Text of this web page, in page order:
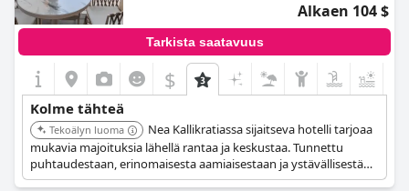
Alkaen 104 $
Tarkista saatavuus
$
Kolme tähteä
Tekoälyn luoma
Nea Kallikratiassa sijaitseva hotelli tarjoaa
mukavia majoituksia lähellä rantaa ja keskustaa. Tunnettu
puhtaudestaan, erinomaisesta aamiaisestaan ja ystävällisestä
henkilökunnastaan, se takaa miellyttävän ja kätevän oleskelun